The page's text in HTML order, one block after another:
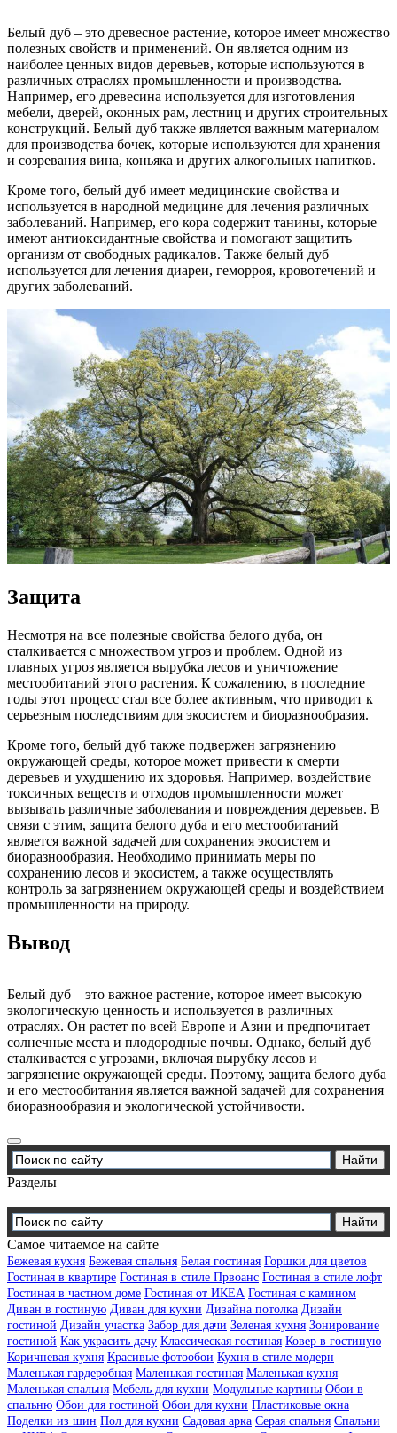
Белый дуб – это древесное растение, которое имеет множество
полезных свойств и применений. Он является одним из
наиболее ценных видов деревьев, которые используются в
различных отраслях промышленности и производства.
Например, его древесина используется для изготовления
мебели, дверей, оконных рам, лестниц и других строительных
конструкций. Белый дуб также является важным материалом
для производства бочек, которые используются для хранения
и созревания вина, коньяка и других алкогольных напитков.
Кроме того, белый дуб имеет медицинские свойства и
используется в народной медицине для лечения различных
заболеваний. Например, его кора содержит танины, которые
имеют антиоксидантные свойства и помогают защитить
организм от свободных радикалов. Также белый дуб
используется для лечения диареи, геморроя, кровотечений и
других заболеваний.
Защита
Несмотря на все полезные свойства белого дуба, он
сталкивается с множеством угроз и проблем. Одной из
главных угроз является вырубка лесов и уничтожение
местообитаний этого растения. К сожалению, в последние
годы этот процесс стал все более активным, что приводит к
серьезным последствиям для экосистем и биоразнообразия.
Кроме того, белый дуб также подвержен загрязнению
окружающей среды, которое может привести к смерти
деревьев и ухудшению их здоровья. Например, воздействие
токсичных веществ и отходов промышленности может
вызывать различные заболевания и повреждения деревьев. В
связи с этим, защита белого дуба и его местообитаний
является важной задачей для сохранения экосистем и
биоразнообразия. Необходимо принимать меры по
сохранению лесов и экосистем, а также осуществлять
контроль за загрязнением окружающей среды и воздействием
промышленности на природу.
Вывод
Белый дуб – это важное растение, которое имеет высокую
экологическую ценность и используется в различных
отраслях. Он растет по всей Европе и Азии и предпочитает
солнечные места и плодородные почвы. Однако, белый дуб
сталкивается с угрозами, включая вырубку лесов и
загрязнение окружающей среды. Поэтому, защита белого дуба
и его местообитания является важной задачей для сохранения
биоразнообразия и экологической устойчивости.
Разделы
Самое читаемое на сайте
Бежевая кухня Бежевая спальня Белая гостиная Горшки для цветов
Гостиная в квартире Гостиная в стиле Првоанс Гостиная в стиле лофт
Гостиная в частном доме Гостиная от ИКЕА Гостиная с камином
Диван в гостиную Диван для кухни Дизайна потолка Дизайн
гостиной Дизайн участка Забор для дачи Зеленая кухня Зонирование
гостиной Как украсить дачу Классическая гостиная Ковер в гостиную
Коричневая кухня Красивые фотообои Кухня в стиле модерн
Маленькая гардеробная Маленькая гостиная Маленькая кухня
Маленькая спальня Мебель для кухни Модульные картины Обои в
спальню Обои для гостиной Обои для кухни Пластиковые окна
Поделки из шин Пол для кухни Садовая арка Серая спальня Спальни